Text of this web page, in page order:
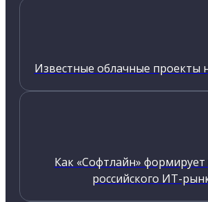
Известные облачные проекты
Как «Софтлайн»
российского ИТ-